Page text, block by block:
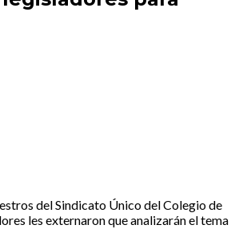
del Sindicato Único del Colegio de
les externaron que analizarán el tema